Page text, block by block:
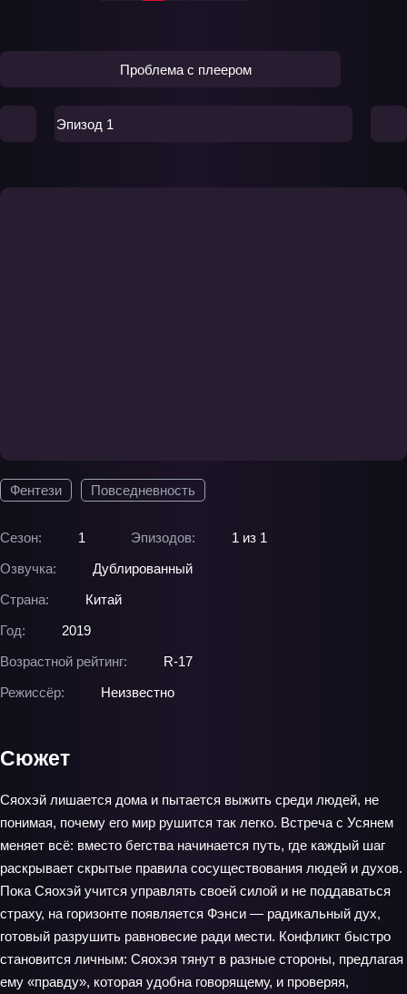
Фентези Повседневность
Сезон: 1 Эпизодов:
1 из 1
Озвучка:
Дублированный
Страна:
Китай
Год:
2019
Возрастной рейтинг:
R-17
Режиссёр:
Неизвестно
Проблема с плеером
Эпизод 1
Сюжет
Сяохэй лишается дома и пытается выжить среди людей, не
понимая, почему его мир рушится так легко. Встреча с Усянем
меняет всё: вместо бегства начинается путь, где каждый шаг
раскрывает скрытые правила сосуществования людей и духов.
Пока Сяохэй учится управлять своей силой и не поддаваться
страху, на горизонте появляется Фэнси — радикальный дух,
готовый разрушить равновесие ради мести. Конфликт быстро
становится личным: Сяохэя тянут в разные стороны, предлагая
ему «правду», которая удобна говорящему, и проверяя,